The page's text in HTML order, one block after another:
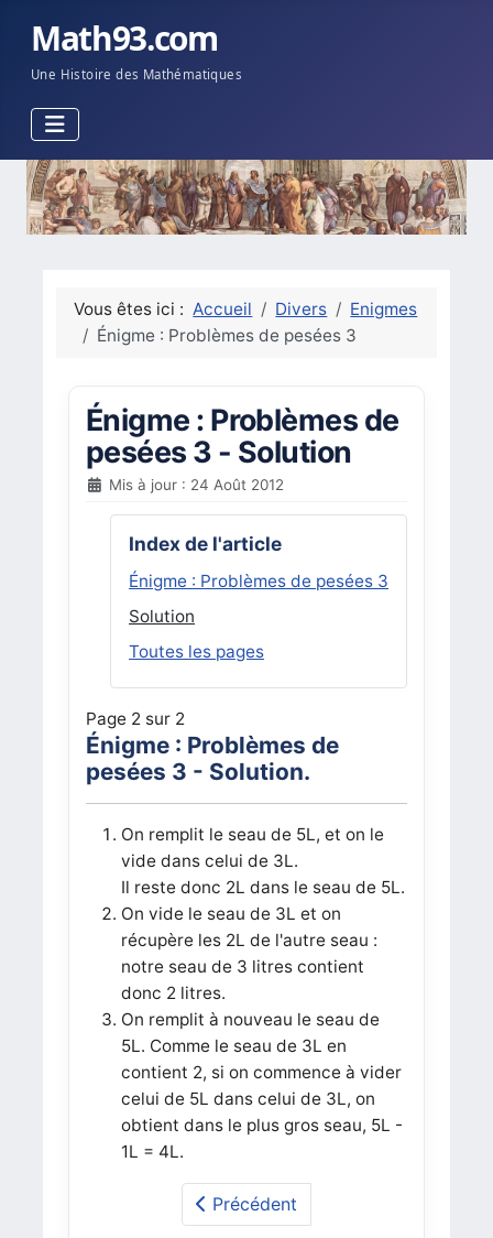
Math93.com
Une Histoire des Mathématiques
Vous êtes ici : Accueil Divers
Enigmes
Énigme : Problèmes de pesées 3
Énigme : Problèmes de
pesées 3 - Solution
Mis à jour : 24 Août 2012
Index de l'article
Énigme : Problèmes de pesées 3
Solution
Toutes les pages
Page 2 sur 2
Énigme : Problèmes de
pesées 3 - Solution.
On remplit le seau de 5L, et on le
vide dans celui de 3L.
Il reste donc 2L dans le seau de 5L.
On vide le seau de 3L et on
récupère les 2L de l'autre seau :
notre seau de 3 litres contient
donc 2 litres.
On remplit à nouveau le seau de
5L. Comme le seau de 3L en
contient 2, si on commence à vider
celui de 5L dans celui de 3L, on
obtient dans le plus gros seau, 5L -
1L = 4L.
Précédent